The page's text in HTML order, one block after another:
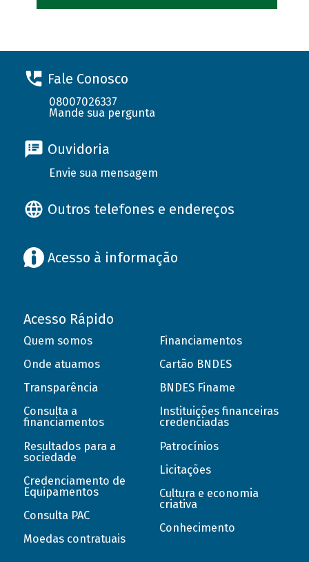
Fale Conosco
08007026337
Mande sua pergunta
Ouvidoria
Envie sua mensagem
Outros telefones e endereços
Acesso à informação
Acesso Rápido
Quem somos
Onde atuamos
Transparência
Consulta a
financiamentos
Resultados para a
sociedade
Credenciamento de
Equipamentos
Consulta PAC
Moedas contratuais
Financiamentos
Cartão BNDES
BNDES Finame
Instituições financeiras
credenciadas
Patrocínios
Licitações
Cultura e economia
criativa
Conhecimento